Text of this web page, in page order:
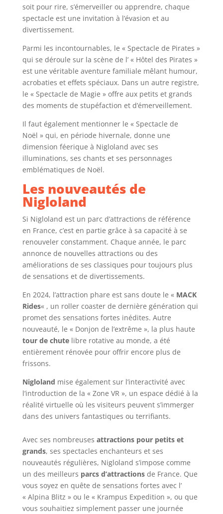
soit pour rire, s’émerveiller ou apprendre, chaque
spectacle est une invitation à l’évasion et au
divertissement.
Parmi les incontournables, le « Spectacle de Pirates »
qui se déroule sur la scène de l’ « Hôtel des Pirates »
est une véritable aventure familiale mêlant humour,
acrobaties et effets spéciaux. Dans un autre registre,
le « Spectacle de Magie » offre aux petits et grands
des moments de stupéfaction et d’émerveillement.
Il faut également mentionner le « Spectacle de
Noël » qui, en période hivernale, donne une
dimension féerique à Nigloland avec ses
illuminations, ses chants et ses personnages
emblématiques de Noël.
Les nouveautés de
Nigloland
Si Nigloland est un parc d’attractions de référence
en France, c’est en partie grâce à sa capacité à se
renouveler constamment. Chaque année, le parc
annonce de nouvelles attractions ou des
améliorations de ses classiques pour toujours plus
de sensations et de divertissements.
En 2024, l’attraction phare est sans doute le « MACK
Rides« , un roller coaster de dernière génération qui
promet des sensations fortes inédites. Autre
nouveauté, le « Donjon de l’extrême », la plus haute
tour de chutelibre rotative au monde, a été
entièrement rénovée pour offrir encore plus de
frissons.
Nigloland mise également sur l’interactivité avec
l’introduction de la « Zone VR », un espace dédié à la
réalité virtuelle où les visiteurs peuvent s’immerger
dans des univers fantastiques ou terrifiants.
Avec ses nombreuses attractions pour petits et
grands, ses spectacles enchanteurs et ses
nouveautés régulières, Nigloland s’impose comme
un des meilleurs parcs d’attractionsde France. Que
vous soyez en quête de sensations fortes avec l’
« Alpina Blitz » ou le « Krampus Expedition », ou que
vous souhaitiez simplement passer une journée